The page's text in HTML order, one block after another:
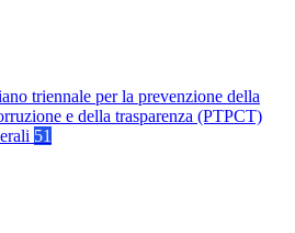
triennale per la prevenzione della
e della trasparenza (PTPCT)
51